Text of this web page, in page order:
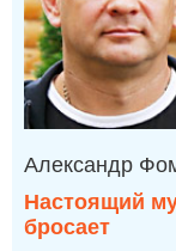
Александр
Настоящий
бросает